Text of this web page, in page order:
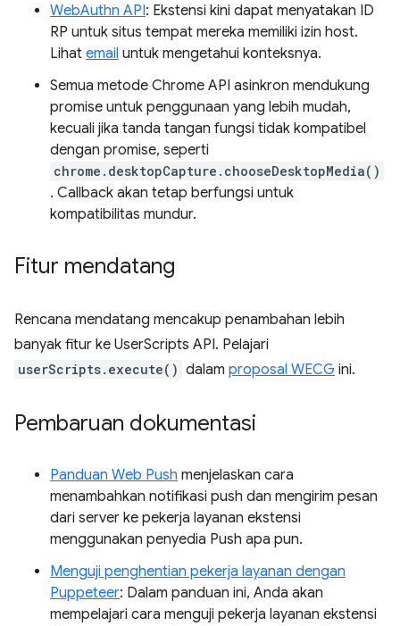
WebAuthn API: Ekstensi kini dapat menyatakan ID
RP untuk situs tempat mereka memiliki izin host.
Lihat email untuk mengetahui konteksnya.
Semua metode Chrome API asinkron mendukung
promise untuk penggunaan yang lebih mudah,
kecuali jika tanda tangan fungsi tidak kompatibel
dengan promise, seperti
chrome.desktopCapture.chooseDesktopMedia()
. Callback akan tetap berfungsi untuk
kompatibilitas mundur.
Fitur mendatang
Rencana mendatang mencakup penambahan lebih
banyak fitur ke UserScripts API. Pelajari
userScripts.execute() dalam proposal WECG ini.
Pembaruan dokumentasi
Panduan Web Push menjelaskan cara
menambahkan notifikasi push dan mengirim pesan
dari server ke pekerja layanan ekstensi
menggunakan penyedia Push apa pun.
Menguji penghentian pekerja layanan dengan
Puppeteer: Dalam panduan ini, Anda akan
mempelajari cara menguji pekerja layanan ekstensi